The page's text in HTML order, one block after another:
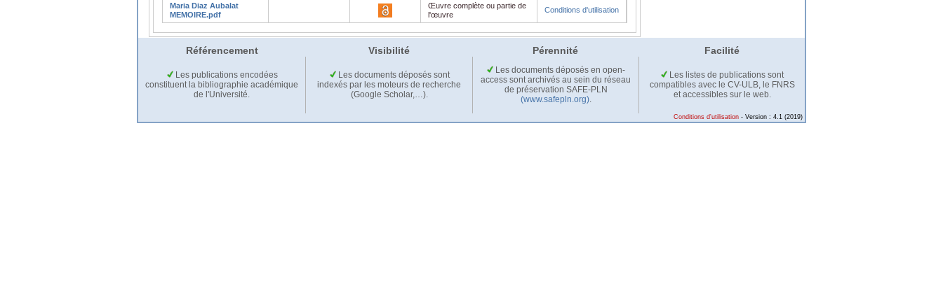
Maria Diaz Aubalat
MEMOIRE.pdf
Œuvre complète ou partie de
l'œuvre
Conditions d'utilisation
Référencement Visibilité Pérennité Facilité
Les publications encodées
constituent la bibliographie académique
de l'Université.
Les documents déposés sont
indexés par les moteurs de recherche
(Google Scholar,…).
Les documents déposés en open-
access sont archivés au sein du réseau
de préservation SAFE-PLN
(www.safepln.org).
Les listes de publications sont
compatibles avec le CV-ULB, le FNRS
et accessibles sur le web.
Conditions d'utilisation - Version : 4.1 (2019)